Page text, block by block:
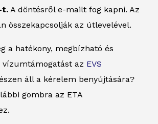
t. A döntésről e-mailt fog kapni. Az
összekapcsolják az útlevelével.
a hatékony, megbízható és
vízumtámogatást az EVS
áll a kérelem benyújtására?
gombra az ETA